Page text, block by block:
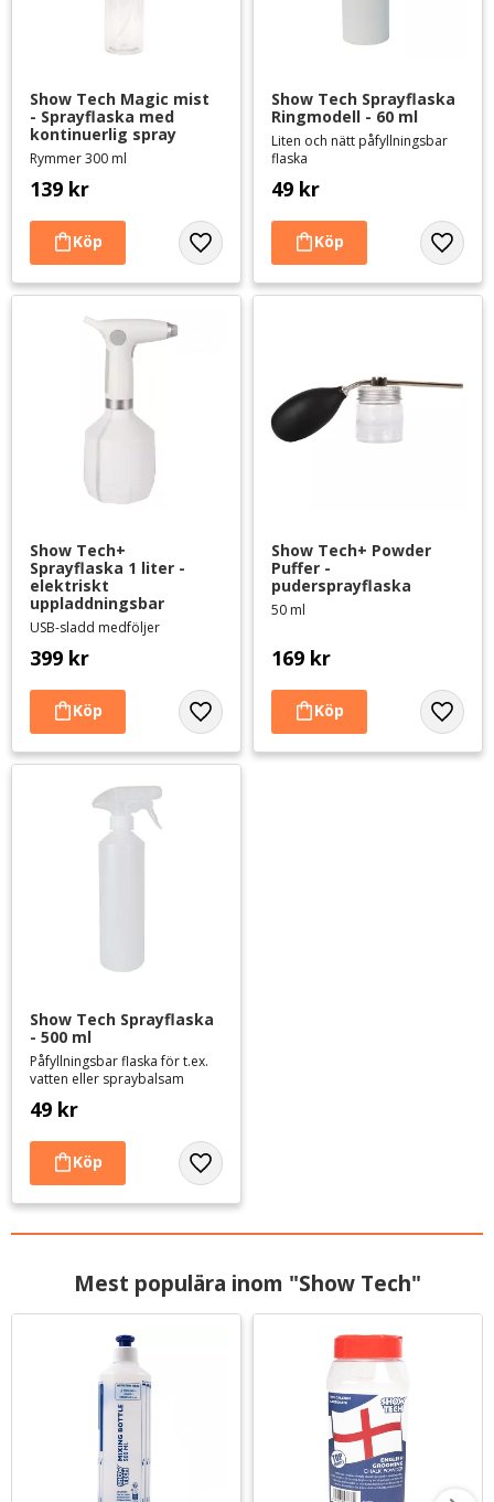
Show Tech Magic mist
- Sprayflaska med
kontinuerlig spray
Rymmer 300 ml
139 kr
Lägg till i favoriter
Show Tech Sprayflaska
Ringmodell - 60 ml
Liten och nätt påfyllningsbar
flaska
49 kr
Lägg
Show Tech+
Sprayflaska 1 liter -
elektriskt
uppladdningsbar
USB-sladd medföljer
399 kr
Lägg till i favoriter
Show Tech+ Powder
Puffer -
pudersprayflaska
50 ml
169 kr
Lägg
Show Tech Sprayflaska
- 500 ml
Påfyllningsbar flaska för t.ex.
vatten eller spraybalsam
49 kr
Lägg till i favoriter
Mest populära inom "Show Tech"